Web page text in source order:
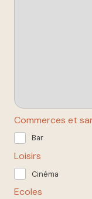
Commerces et
Bar
Loisirs
Cinéma
Ecoles